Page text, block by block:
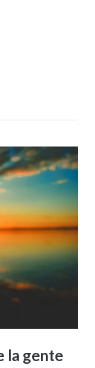
la gente